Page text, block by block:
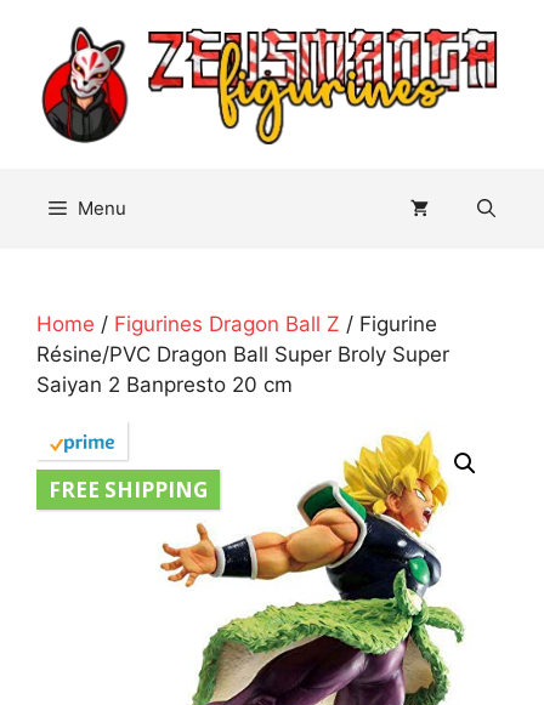
contenu
Menu
Home / Figurines Dragon Ball Z / Figurine
Résine/PVC Dragon Ball Super Broly Super
Saiyan 2 Banpresto 20 cm
FREE SHIPPING